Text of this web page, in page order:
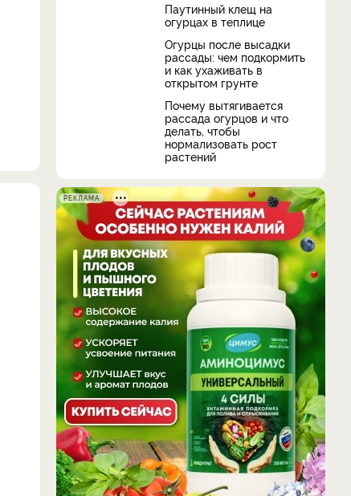
Паутинный клещ на
огурцах в теплице
Огурцы после высадки
рассады: чем подкормить
и как ухаживать в
открытом грунте
Почему вытягивается
рассада огурцов и что
делать, чтобы
нормализовать рост
растений
РЕКЛАМА